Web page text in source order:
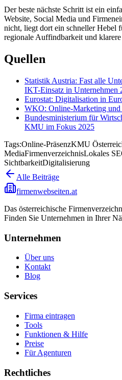
Der beste nächste Schritt ist ein
Website, Social Media und
nicht, liegt dort ein schneller Hebel
regionale Auffindbarkeit und
Quellen
Statistik Austria: Fast alle
IKT-Einsatz in Unternehmen
Eurostat: Digitalisation in
WKO: Online-Marketing und
Bundesministerium für
KMU im Fokus 2025
Tags:Online-PräsenzKMU
MediaFirmenverzeichnisLokales
SichtbarkeitDigitalisierung
Alle Beiträge
firmenwebseiten.at
Das österreichische
Finden Sie Unternehmen in Ihrer
Unternehmen
Über uns
Kontakt
Blog
Services
Firma eintragen
Tools
Funktionen & Hilfe
Preise
Für Agenturen
Rechtliches